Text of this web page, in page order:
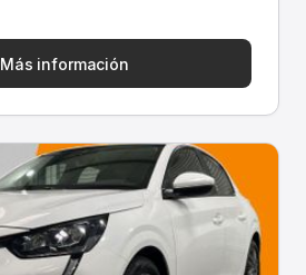
Más información